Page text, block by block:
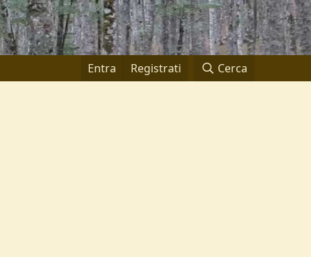
Entra Registrati Cerca